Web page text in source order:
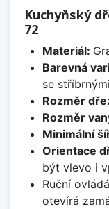
Kuchyňský
72
Materiál:
Barevná
se
Rozměr
Rozměr
Minimální
Orientace
být vlevo i
Ruční
otevírá